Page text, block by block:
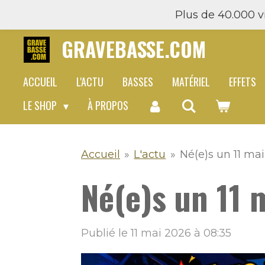
contenu
Plus de 40.000
GRAVEBASSE.COM
ACCUEIL L'ACTU BASSES MATÉRIEL
EFFETS
LE SHOP
À PROPOS
Accueil » L'actu » Né(e)s un 11
Né(e)s un
Publié le 11 mai 2026 à 08:35